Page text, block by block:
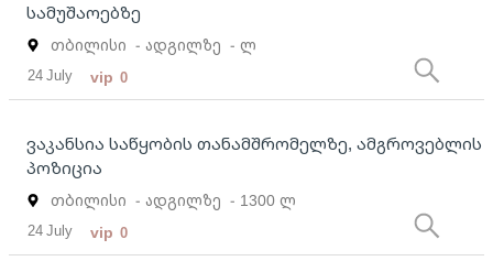
სამუშაოებზე
თბილისი - ადგილზე - ლ
24 July vip 0
ვაკანსია საწყობის თანამშრომელზე, ამგროვებლის
პოზიცია
თბილისი - ადგილზე - 1300 ლ
24 July vip 0